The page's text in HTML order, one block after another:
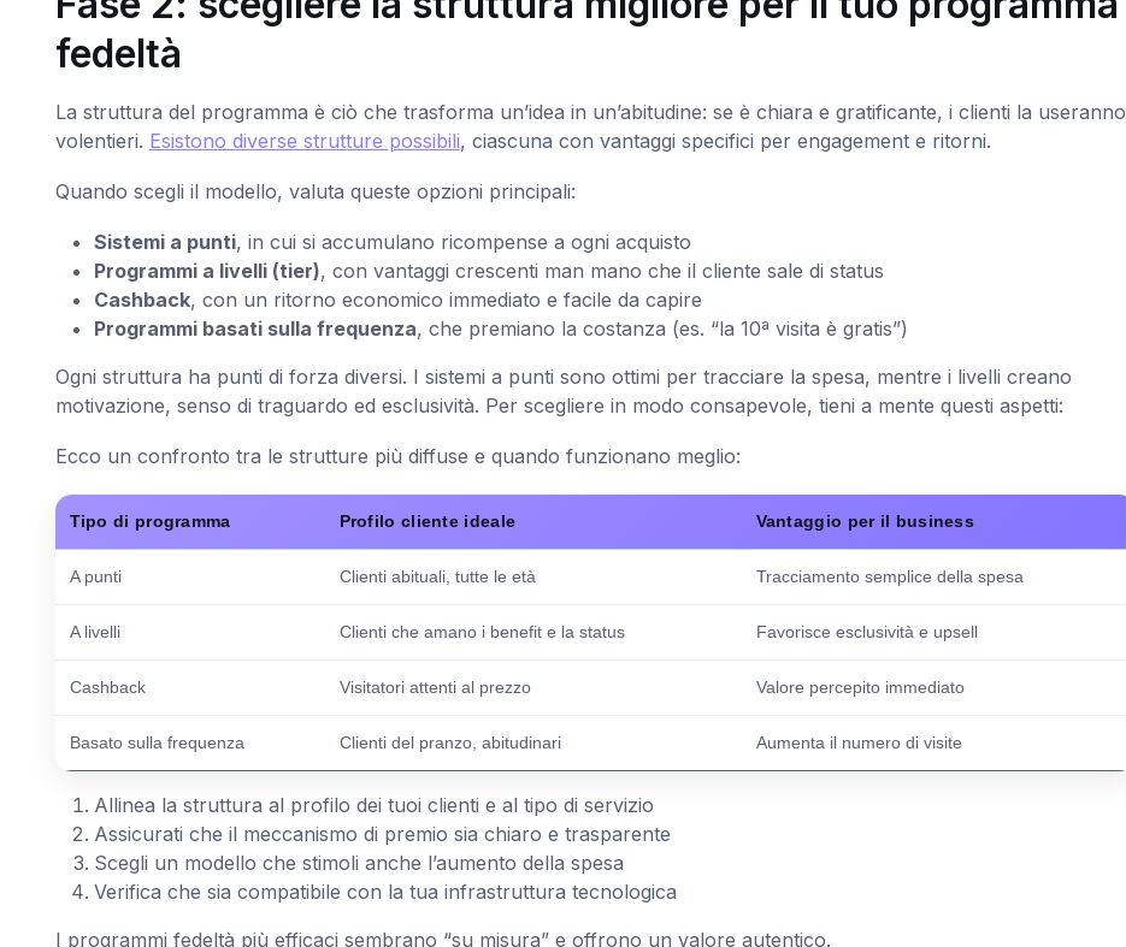
fedeltà
La struttura del programma è ciò che trasforma un’idea in un’abitudine: se è chiara e gratificante, i clienti la useranno
volentieri. Esistono diverse strutture possibili, ciascuna con vantaggi specifici per engagement e ritorni.
Quando scegli il modello, valuta queste opzioni principali:
Sistemi a punti, in cui si accumulano ricompense a ogni acquisto
Programmi a livelli (tier), con vantaggi crescenti man mano che il cliente sale di status
Cashback, con un ritorno economico immediato e facile da capire
Programmi basati sulla frequenza, che premiano la costanza (es. “la 10ª visita è gratis”)
Ogni struttura ha punti di forza diversi. I sistemi a punti sono ottimi per tracciare la spesa, mentre i livelli creano
motivazione, senso di traguardo ed esclusività. Per scegliere in modo consapevole, tieni a mente questi aspetti:
Ecco un confronto tra le strutture più diffuse e quando funzionano meglio:
Tipo di programma Profilo cliente ideale Vantaggio per il business
A punti Clienti abituali, tutte le età Tracciamento semplice della spesa
A livelli Clienti che amano i benefit e la status Favorisce esclusività e upsell
Cashback Visitatori attenti al prezzo Valore percepito immediato
Basato sulla frequenza Clienti del pranzo, abitudinari Aumenta il numero di visite
Allinea la struttura al profilo dei tuoi clienti e al tipo di servizio
Assicurati che il meccanismo di premio sia chiaro e trasparente
Scegli un modello che stimoli anche l’aumento della spesa
Verifica che sia compatibile con la tua infrastruttura tecnologica
I programmi fedeltà più efficaci sembrano “su misura” e offrono un valore autentico.